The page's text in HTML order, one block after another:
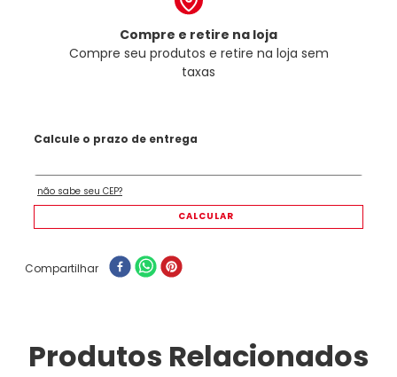
Compre e retire na loja
Compre seu produtos e retire na loja sem
taxas
Compartilhar
Produtos Relacionados